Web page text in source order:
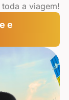
a viagem!
e